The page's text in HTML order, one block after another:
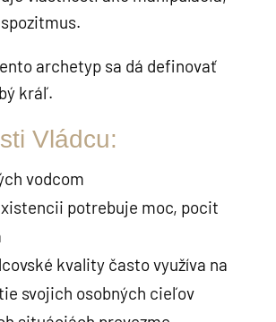
archetyp sa dá definovať
kráľ.
Vládcu:
vodcom
potrebuje moc, pocit
kvality často využíva na
svojich osobných cieľov